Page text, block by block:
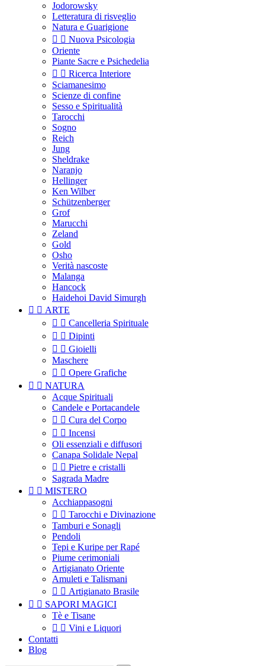
Jodorowsky
Letteratura di risveglio
Natura e Guarigione
  Nuova Psicologia
Oriente
Piante Sacre e Psichedelia
  Ricerca Interiore
Sciamanesimo
Scienze di confine
Sesso e Spiritualità
Tarocchi
Sogno
Reich
Jung
Sheldrake
Naranjo
Hellinger
Ken Wilber
Schützenberger
Grof
Marucchi
Zeland
Gold
Osho
Verità nascoste
Malanga
Hancock
Haidehoi David Simurgh
  ARTE
  Cancelleria Spirituale
  Dipinti
  Gioielli
Maschere
  Opere Grafiche
  NATURA
Acque Spirituali
Candele e Portacandele
  Cura del Corpo
  Incensi
Oli essenziali e diffusori
Canapa Solidale Nepal
  Pietre e cristalli
Sagrada Madre
  MISTERO
Acchiappasogni
  Tarocchi e Divinazione
Tamburi e Sonagli
Pendoli
Tepi e Kuripe per Rapé
Piume cerimoniali
Artigianato Oriente
Amuleti e Talismani
  Artigianato Brasile
  SAPORI MAGICI
Tè e Tisane
  Vini e Liquori
Contatti
Blog